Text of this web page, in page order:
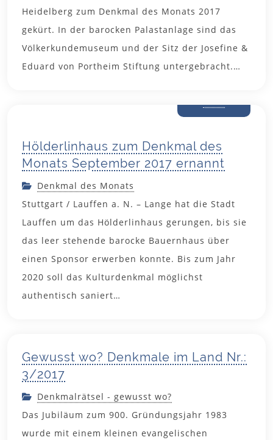
Heidelberg zum Denkmal des Monats 2017
gekürt. In der barocken Palastanlage sind das
Völkerkundemuseum und der Sitz der Josefine &
Eduard von Portheim Stiftung untergebracht.…
Hölderlinhaus zum Denkmal des
Monats September 2017 ernannt
Denkmal des Monats
Stuttgart / Lauffen a. N. – Lange hat die Stadt
Lauffen um das Hölderlinhaus gerungen, bis sie
das leer stehende barocke Bauernhaus über
einen Sponsor erwerben konnte. Bis zum Jahr
2020 soll das Kulturdenkmal möglichst
authentisch saniert…
Gewusst wo? Denkmale im Land Nr.:
3/2017
Denkmalrätsel - gewusst wo?
Das Jubiläum zum 900. Gründungsjahr 1983
wurde mit einem kleinen evangelischen